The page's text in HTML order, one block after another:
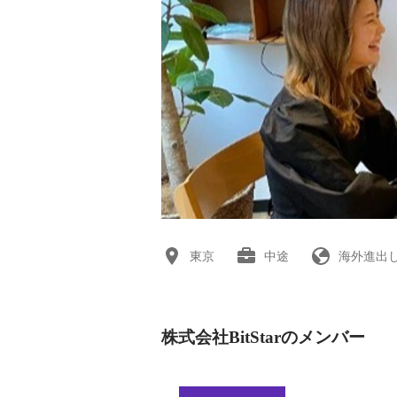
東京 中途 海外進出
株式会社BitStarのメンバー